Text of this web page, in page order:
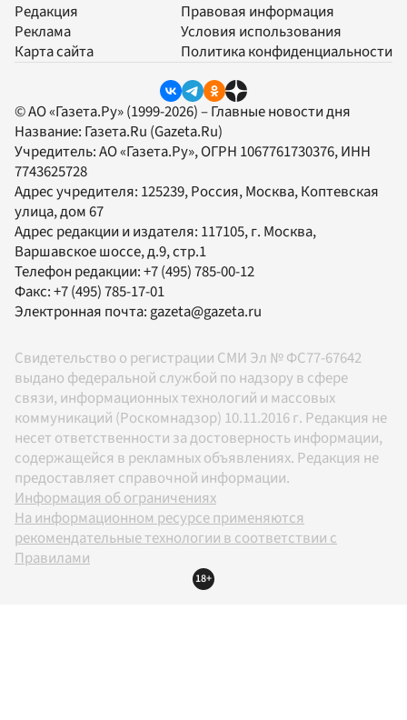
Редакция
Реклама
Карта сайта
Правовая информация
Условия использования
Политика конфиденциальности
© АО «Газета.Ру» (1999-2026) – Главные новости дня
Название: Газета.Ru (Gazeta.Ru)
Учредитель:АО «Газета.Ру», ОГРН 1067761730376, ИНН
7743625728
Адрес учредителя: 125239, Россия, Москва, Коптевская
улица, дом 67
Адрес редакции и издателя: 117105, г. Москва,
Варшавское шоссе, д.9, стр.1
Телефон редакции:+7 (495) 785-00-12
Факс:+7 (495) 785-17-01
Электронная почта:gazeta@gazeta.ru
Свидетельство о регистрации СМИ Эл № ФС77-67642
выдано федеральной службой по надзору в сфере
связи, информационных технологий и массовых
коммуникаций (Роскомнадзор) 10.11.2016 г. Редакция не
несет ответственности за достоверность информации,
содержащейся в рекламных объявлениях. Редакция не
предоставляет справочной информации.
Информация об ограничениях
На информационном ресурсе применяются
рекомендательные технологии в соответствии с
Правилами
18+